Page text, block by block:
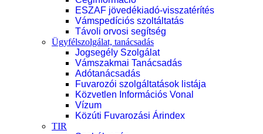
ESZAF jövedékiadó-visszatérítés
Vámspedíciós szoltáltatás
Távoli orvosi segítség
Ügyfélszolgálat, tanácsadás
Jogsegély Szolgálat
Vámszakmai Tanácsadás
Adótanácsadás
Fuvarozói szolgáltatások listája
Közvetlen Információs Vonal
Vízum
Közúti Fuvarozási Árindex
TIR